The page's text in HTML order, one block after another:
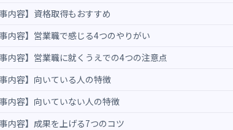
事内容】資格取得もおすすめ
事内容】営業職で感じる4つのやりがい
事内容】営業職に就くうえでの4つの注意点
事内容】向いている人の特徴
事内容】向いていない人の特徴
事内容】成果を上げる7つのコツ